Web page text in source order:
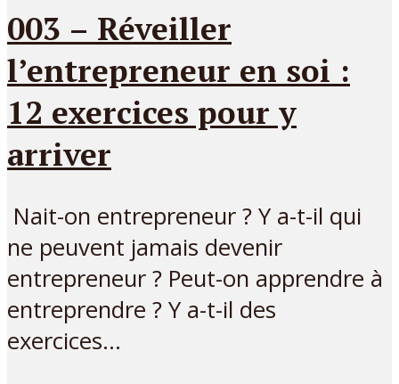
003 – Réveiller
l’entrepreneur en soi :
12 exercices pour y
arriver
Nait-on entrepreneur ? Y a-t-il qui
ne peuvent jamais devenir
entrepreneur ? Peut-on apprendre à
entreprendre ? Y a-t-il des
exercices...